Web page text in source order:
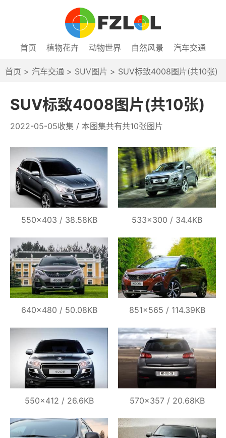
首页 植物花卉 动物世界 自然风景 汽车交通
首页 > 汽车交通 > SUV图片 > SUV标致4008图片(共10张)
SUV标致4008图片(共10张)
2022-05-05收集 / 本图集共有共10张图片
550×403 / 38.58KB 533×300 / 34.4KB
640×480 / 50.08KB 851×565 / 114.39KB
550×412 / 26.6KB 570×357 / 20.68KB